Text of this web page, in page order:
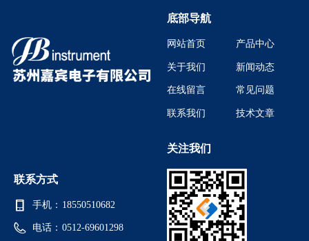
手机： 18550510682
电话： 0512-69601298
联系方式
关注我们
底部导航
网站首页
关于我们
在线留言
联系我们
产品中心
新闻动态
常见问题
技术文章